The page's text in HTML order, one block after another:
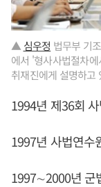
▲ 심우정 법무부 기
에서 '형사사법절차
취재진에게 설명하고
1994년 제36회
1997년 사법연수
1997∼2000년 군